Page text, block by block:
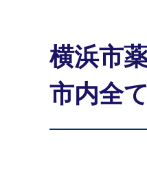
横浜市
市内全